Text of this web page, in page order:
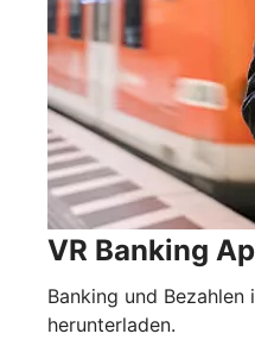
VR Banking
Banking und
herunterladen.